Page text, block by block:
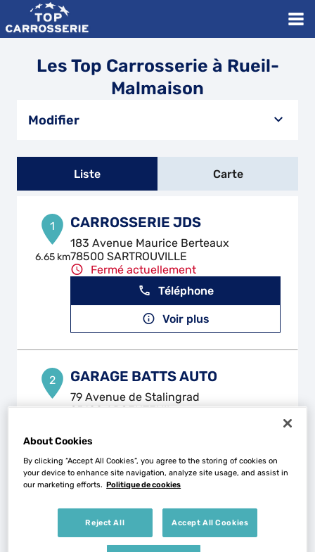
Les Top Carrosserie à Rueil-
Malmaison
Modifier
Liste Carte
1
6.65 km
CARROSSERIE JDS
183 Avenue Maurice Berteaux
78500 SARTROUVILLE
Fermé actuellement
Téléphone
Voir plus
2 GARAGE BATTS AUTO
79 Avenue de Stalingrad
95100 ARGENTEUIL
Voir plus
GARAGE M.A.R.
About Cookies
By clicking “Accept All Cookies”, you agree to the storing of cookies on
your device to enhance site navigation, analyze site usage, and assist in
our marketing efforts. Politique de cookies
Reject All Accept All Cookies